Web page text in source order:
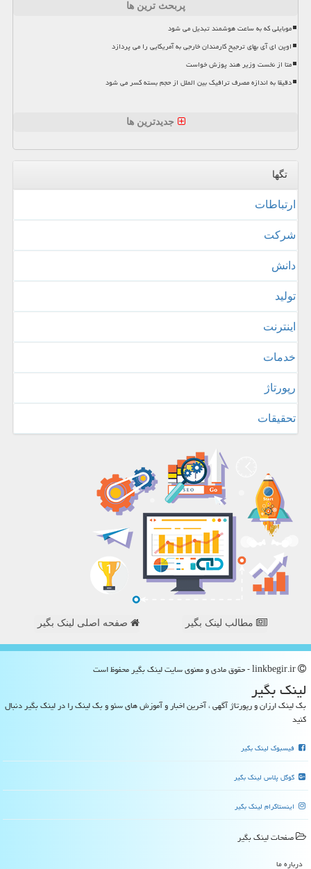
پربحث ترین ها
موبایلی که به ساعت هوشمند تبدیل می شود
اوپن ای آی بهای ترجیح کارمندان خارجی به آمریکایی را می پردازد
متا از نخست وزیر هند پوزش خواست
دقیقا به اندازه مصرف ترافیک بین الملل از حجم بسته کسر می شود
جدیدترین ها
تگها
ارتباطات
شركت
دانش
تولید
اینترنت
خدمات
رپورتاژ
تحقیقات
مطالب لینک بگیر صفحه اصلی لینک بگیر
لینك بگیر
بک لینک ارزان و رپورتاژ آگهی ، آخرین اخبار و آموزش های سئو و بک لینک را در لینک بگیر دنبال
کنید
فیسبوک لینک بگیر
گوگل پلاس لینک بگیر
اینستاگرام لینک بگیر
صفحات لینك بگیر
درباره ما